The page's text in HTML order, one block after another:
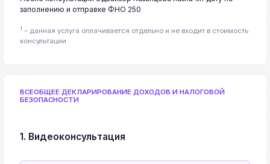
заполнению и отправке ФНО 250
1 – данная услуга оплачивается отдельно и не входит в стоимость
консультации
ВСЕОБЩЕЕ ДЕКЛАРИРОВАНИЕ ДОХОДОВ И НАЛОГОВОЙ
БЕЗОПАСНОСТИ
1. Видеоконсультация